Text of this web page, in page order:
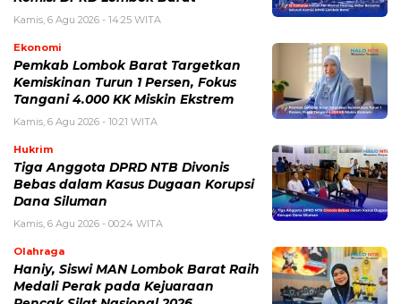
Kamis, 6 Agu 2026 - 14:25 WITA
Ekonomi
Pemkab Lombok Barat Targetkan
Kemiskinan Turun 1 Persen, Fokus
Tangani 4.000 KK Miskin Ekstrem
Kamis, 6 Agu 2026 - 10:21 WITA
Hukrim
Tiga Anggota DPRD NTB Divonis
Bebas dalam Kasus Dugaan Korupsi
Dana Siluman
Kamis, 6 Agu 2026 - 00:24 WITA
Olahraga
Haniy, Siswi MAN Lombok Barat Raih
Medali Perak pada Kejuaraan